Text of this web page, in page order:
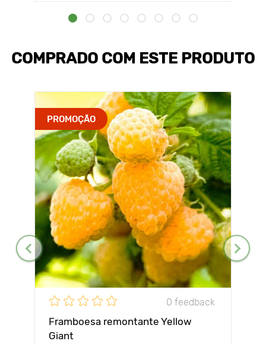
COMPRADO COM ESTE PRODUTO
PROMOÇÃO
0 feedback
Framboesa remontante Yellow
Giant